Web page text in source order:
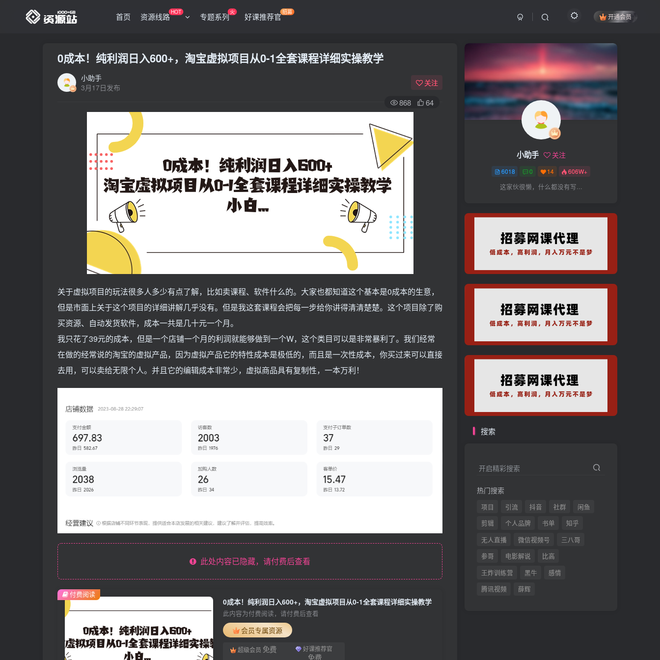
首页 资源线路HOT 专题系列火 好课推荐官招募
开通会员
0成本！纯利润日入600+，淘宝虚拟项目从0-1全套课程详细实操教学
小助手
3月17日发布
关注
868 64
关于虚拟项目的玩法很多人多少有点了解，比如卖课程、软件什么的。大家也都知道这个基本是0成本的生意，
但是市面上关于这个项目的详细讲解几乎没有。但是我这套课程会把每一步给你讲得清清楚楚。这个项目除了购
买资源、自动发货软件，成本一共是几十元一个月。
我只花了39元的成本，但是一个店铺一个月的利润就能够做到一个W，这个类目可以是非常暴利了。我们经常
在做的经常说的淘宝的虚拟产品，因为虚拟产品它的特性成本是极低的，而且是一次性成本，你买过来可以直接
去用，可以卖给无限个人。并且它的编辑成本非常少，虚拟商品具有复制性，一本万利！
此处内容已隐藏，请付费后查看
0成本！纯利润日入600+，淘宝虚拟项目从0-1全套课程详细实操教学
此内容为付费阅读，请付费后查看
会员专属资源
超级会员 免费 好课推荐官
免费
付费阅读
开启精彩搜索
热门搜索
抖音 社群
书单
微信视频号
三八哥
电影解说
比高
王炸训练营
黑牛
感情
小助手 关注
6018 0 14 606W+
这家伙很懒，什么都没有写...
搜索
开启精彩搜索
热门搜索
项目 引流 抖音 社群
闲鱼
剪辑
个人品牌 书单
知乎
无人直播
微信视频号
三八哥
参哥
电影解说
比高
王炸训练营
黑牛
感情
腾讯视频
薛辉